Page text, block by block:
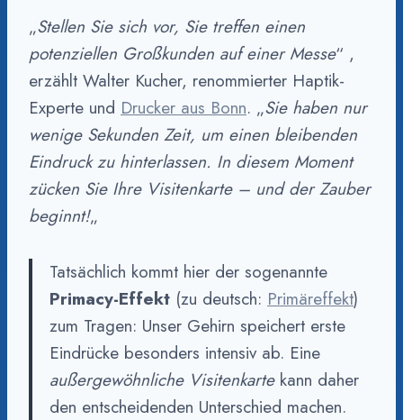
„Stellen Sie sich vor, Sie treffen einen
potenziellen Großkunden auf einer Messe“ ,
erzählt Walter Kucher, renommierter Haptik-
Experte und Drucker aus Bonn. „Sie haben nur
wenige Sekunden Zeit, um einen bleibenden
Eindruck zu hinterlassen. In diesem Moment
zücken Sie Ihre Visitenkarte – und der Zauber
beginnt!„
Tatsächlich kommt hier der sogenannte
Primacy-Effekt (zu deutsch: Primäreffekt)
zum Tragen: Unser Gehirn speichert erste
Eindrücke besonders intensiv ab. Eine
außergewöhnliche Visitenkartekann daher
den entscheidenden Unterschied machen.